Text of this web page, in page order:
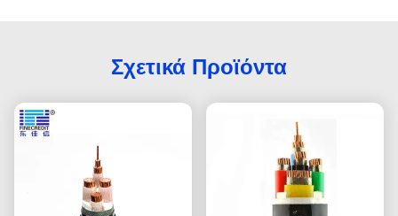
Σχετικά Προϊόντα